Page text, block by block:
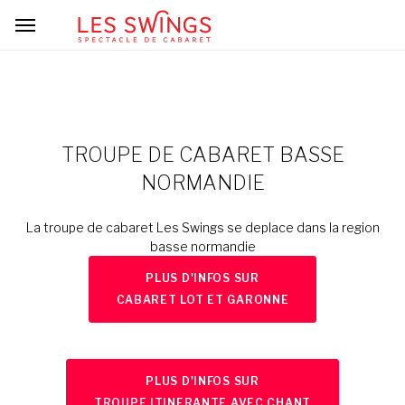
TROUPE DE CABARET BASSE
NORMANDIE
La troupe de cabaret Les Swings se deplace dans la region
basse normandie
PLUS D'INFOS SUR
CABARET LOT ET GARONNE
PLUS D'INFOS SUR